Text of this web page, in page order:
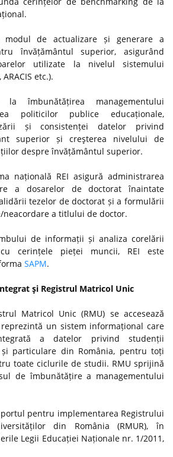
modul de actualizare și generare a
învățământul superior, asigurând
utilizate la nivelul sistemului
etc.).
la îmbunătățirea managementului
politicilor publice educaționale,
și consistenței datelor privind
superior și creşterea nivelului de
despre învățământul superior.
națională REI asigură administrarea
a dosarelor de doctorat înaintate
tezelor de doctorat și a formulării
a titlului de doctor.
de informații și analiza corelării
cerințele pieței muncii, REI este
SAPM.
şi Registrul Matricol Unic
Matricol Unic (RMU) se accesează
un sistem informațional care
a datelor privind studenții
particulare din România, pentru toți
toate ciclurile de studii. RMU sprijină
de îmbunătățire a managementului
pentru implementarea Registrului
din România (RMUR), în
Legii Educației Naționale nr. 1/2011,